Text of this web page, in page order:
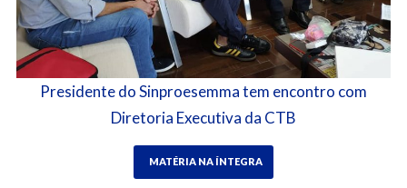
Presidente do Sinproesemma tem encontro com
Diretoria Executiva da CTB
MATÉRIA NA ÍNTEGRA